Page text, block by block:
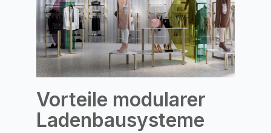
Vorteile modularer
Ladenbausysteme